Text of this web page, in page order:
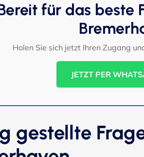
für das beste
Holen Sie sich jetzt Ihren Zugang
JETZT PER
gestellte